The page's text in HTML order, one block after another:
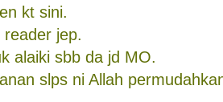
kt sini.
jep.
alaiki sbb da jd MO.
slps ni Allah